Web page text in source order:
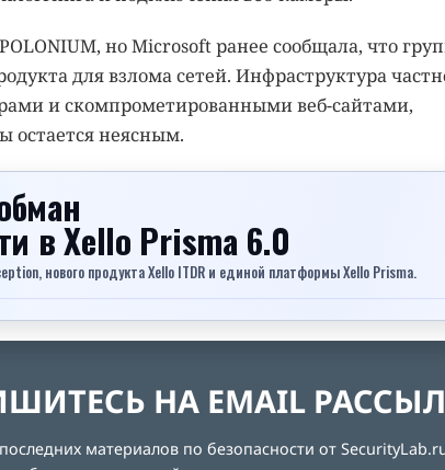
но Microsoft ранее сообщала, что
для взлома сетей. Инфраструктура
и скомпрометированными веб-сайтами,
остается неясным.
в Xello Prisma 6.0
нового продукта Xello ITDR и единой платформы Xello Prisma.
НА EMAIL
материалов по безопасности от